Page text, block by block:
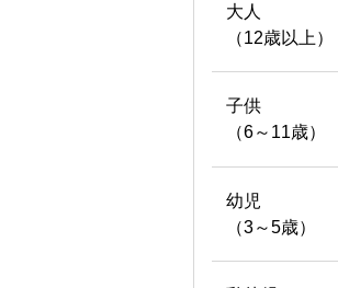
大人
（12歳以上）
子供
（6～11歳）
幼児
（3～5歳）